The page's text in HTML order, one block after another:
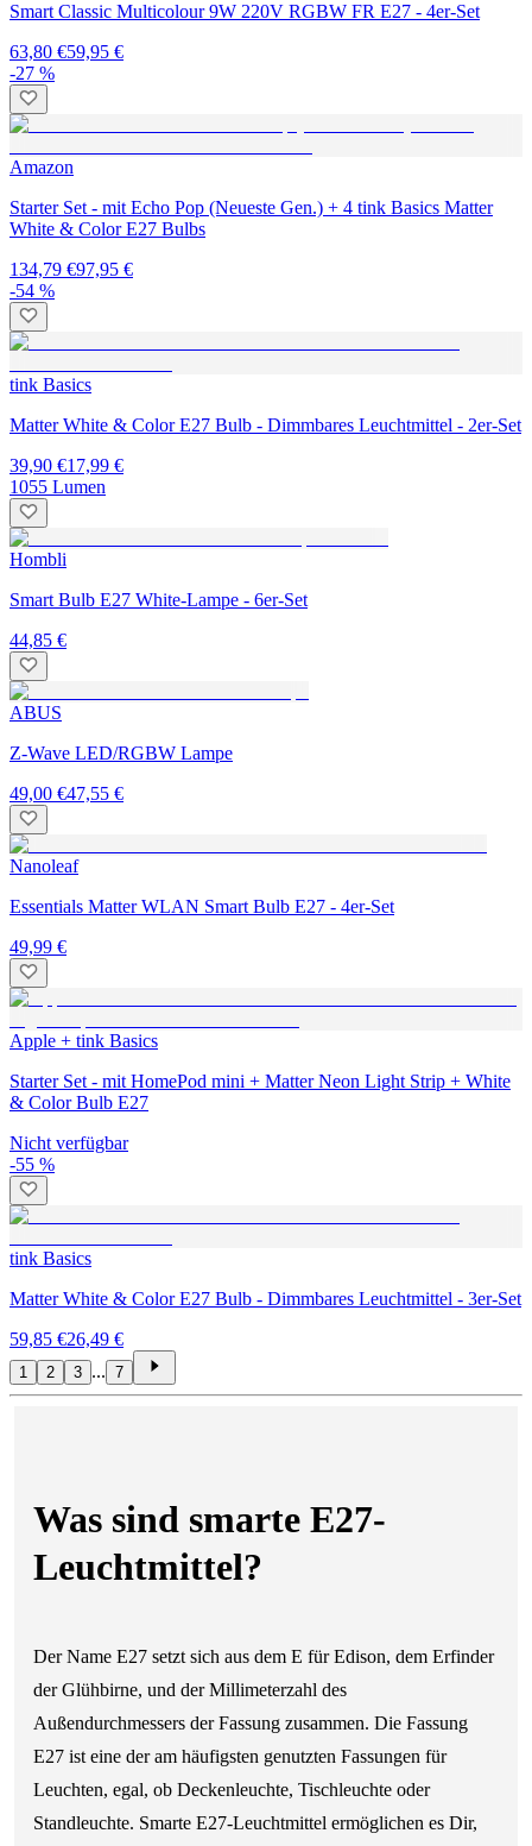
Smart Classic Multicolour 9W 220V RGBW FR E27 - 4er-Set
63,80 €59,95 €
-27 %
Amazon
Starter Set - mit Echo Pop (Neueste Gen.) + 4 tink Basics Matter
White & Color E27 Bulbs
134,79 €97,95 €
-54 %
tink Basics
Matter White & Color E27 Bulb - Dimmbares Leuchtmittel - 2er-Set
39,90 €17,99 €
1055 Lumen
Hombli
Smart Bulb E27 White-Lampe - 6er-Set
44,85 €
ABUS
Z-Wave LED/RGBW Lampe
49,00 €47,55 €
Nanoleaf
Essentials Matter WLAN Smart Bulb E27 - 4er-Set
49,99 €
Apple + tink Basics
Starter Set - mit HomePod mini + Matter Neon Light Strip + White
& Color Bulb E27
Nicht verfügbar
-55 %
tink Basics
Matter White & Color E27 Bulb - Dimmbares Leuchtmittel - 3er-Set
59,85 €26,49 €
1 2 3 ... 7
Was sind smarte E27-
Leuchtmittel?
Der Name E27 setzt sich aus dem E für Edison, dem Erfinder
der Glühbirne, und der Millimeterzahl des
Außendurchmessers der Fassung zusammen. Die Fassung
E27 ist eine der am häufigsten genutzten Fassungen für
Leuchten, egal, ob Deckenleuchte, Tischleuchte oder
Standleuchte. Smarte E27-Leuchtmittel ermöglichen es Dir,